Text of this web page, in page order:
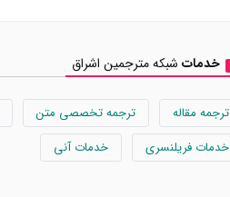
خدمات شبکه مترجمین اشراق
ترجمه مقاله ترجمه تخصصی متن
خدمات فریلنسری
خدمات آنی